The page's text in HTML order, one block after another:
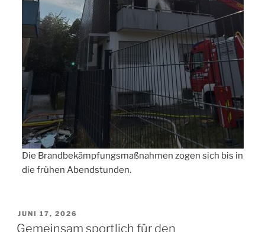
Die Brandbekämpfungsmaßnahmen zogen sich bis in
die frühen Abendstunden.
VERÖFFENTLICHT
AM
JUNI 17, 2026
Gemeinsam sportlich für den